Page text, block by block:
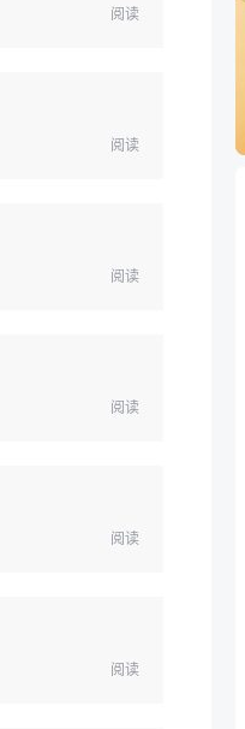
阅读
阅读
阅读
阅读
阅读
阅读